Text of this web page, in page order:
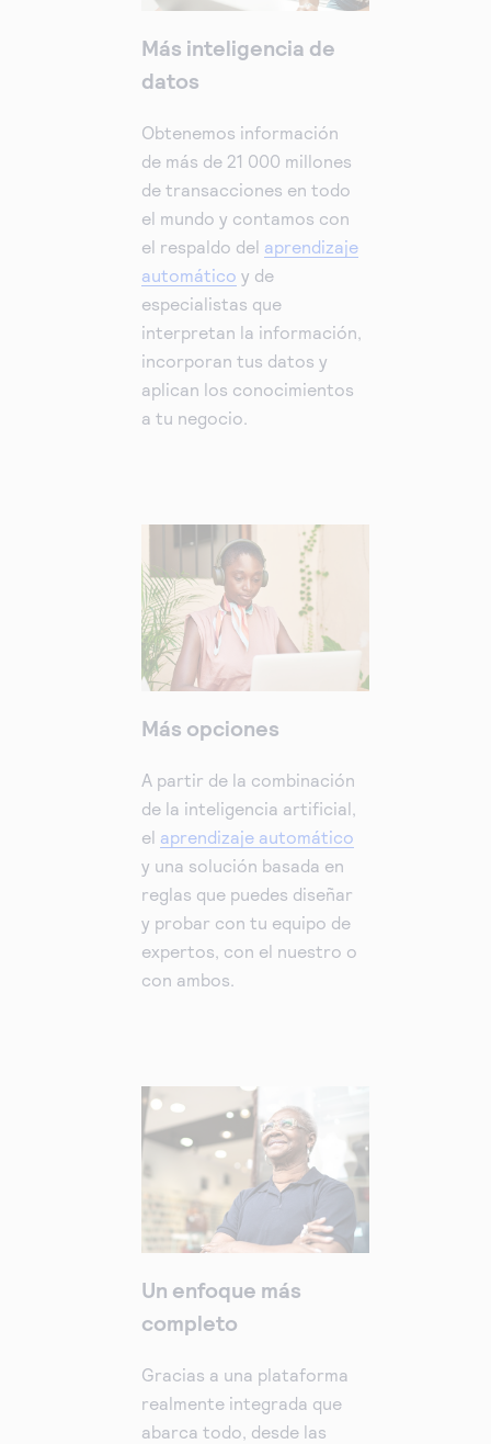
Más inteligencia de
datos
Obtenemos información
de más de 21 000 millones
de transacciones en todo
el mundo y contamos con
el respaldo del aprendizaje
automático y de
especialistas que
interpretan la información,
incorporan tus datos y
aplican los conocimientos
a tu negocio.
Más opciones
A partir de la combinación
de la inteligencia artificial,
el aprendizaje automático
y una solución basada en
reglas que puedes diseñar
y probar con tu equipo de
expertos, con el nuestro o
con ambos.
Un enfoque más
completo
Gracias a una plataforma
realmente integrada que
abarca todo, desde las